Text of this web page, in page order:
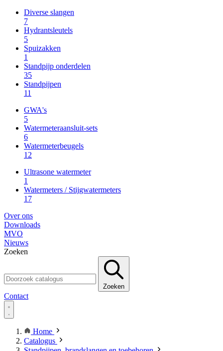
Diverse slangen
7
Hydrantsleutels
5
Spuizakken
1
Standpijp onderdelen
35
Standpijpen
11
GWA's
5
Watermeteraansluit-sets
6
Watermeterbeugels
12
Ultrasone watermeter
1
Watermeters / Stijgwatermeters
17
Over ons
Downloads
MVO
Nieuws
Zoeken
Zoeken
Contact
Home
Catalogus